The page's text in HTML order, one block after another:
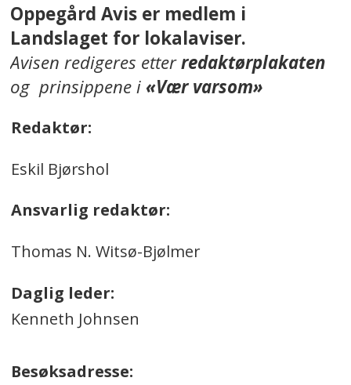
Oppegård Avis er medlem i
Landslaget for lokalaviser.
Avisen redigeres etterredaktørplakaten
og prinsippene i«Vær varsom»
Redaktør:
Eskil Bjørshol
Ansvarlig redaktør:
Thomas N. Witsø-Bjølmer
Daglig leder:
Kenneth Johnsen
Besøksadresse: